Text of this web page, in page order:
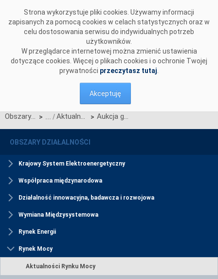
Strona wykorzystuje pliki cookies. Używamy informacji
zapisanych za pomocą cookies w celach statystycznych oraz w
celu dostosowania serwisu do indywidualnych potrzeb
użytkowników.
W przeglądarce internetowej można zmienić ustawienia
dotyczące cookies. Więcej o plikach cookies i o ochronie Twojej
prywatności przeczytasz tutaj
Akceptuję
Obszary działalności > Aktualności Rynku Mocy > Aukcja główna na rok 2022 została rozpoczęta
OBSZARY DZIAŁALNOŚCI
Krajowy System Elektroenergetyczny
Współpraca międzynarodowa
Działalność innowacyjna, badawcza i rozwojowa
Wymiana Międzysystemowa
Rynek Energii
Rynek Mocy
Aktualności Rynku Mocy